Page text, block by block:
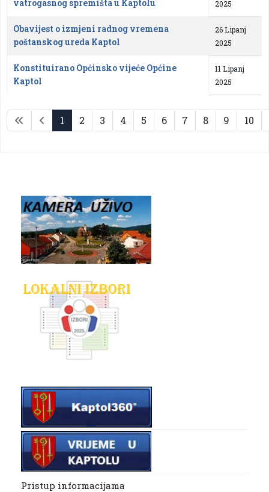
vatrogasnog spremišta u Kaptolu 2025
Obavijest o izmjeni radnog vremena
poštanskog ureda Kaptol
26 Lipanj
2025
Konstituirano Općinsko vijeće Općine
Kaptol
11 Lipanj
2025
Stranica 1 od 29
1 2 3 4 5 6 7 8 9 10
Pristup informacijama